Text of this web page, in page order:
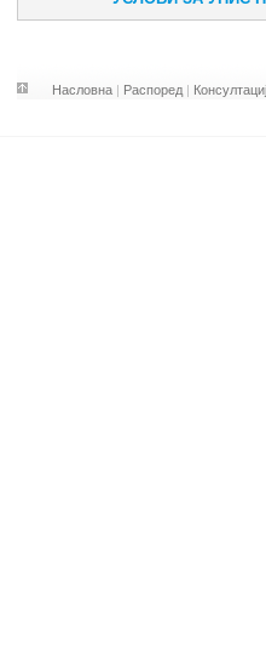
Насловна| Распоред|